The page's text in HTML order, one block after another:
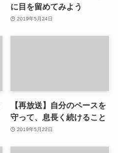
に目を留めてみよう
2019年5月24日
【再放送】自分のペースを
守って、息長く続けること
2019年5月22日